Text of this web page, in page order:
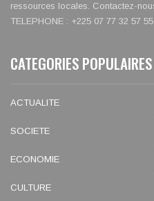
ressources locales. Contactez-
TELEPHONE : +225 07 77 32 57 55
CATEGORIES POPULAIRES
ACTUALITE
SOCIETE
ECONOMIE
CULTURE